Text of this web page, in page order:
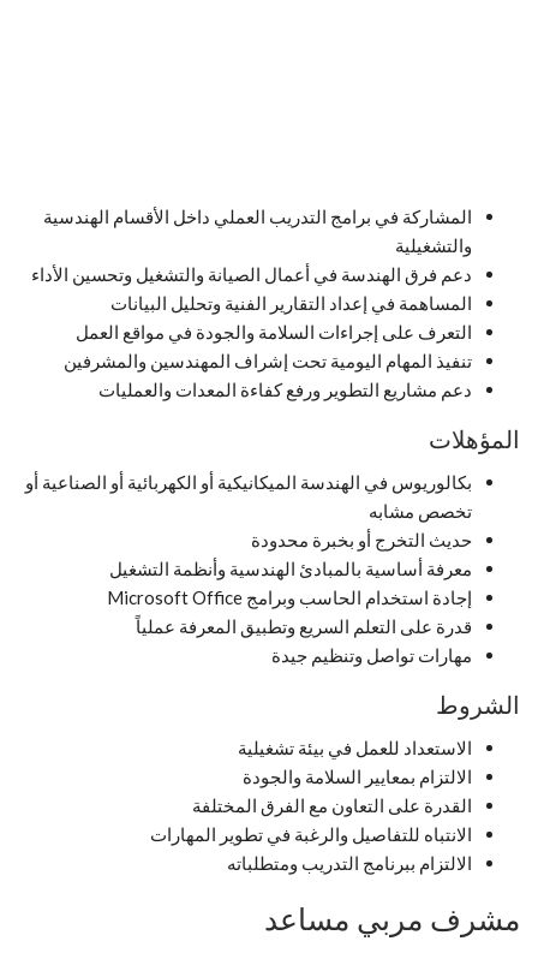
المشاركة في برامج التدريب العملي داخل الأقسام الهندسية
والتشغيلية
دعم فرق الهندسة في أعمال الصيانة والتشغيل وتحسين الأداء
المساهمة في إعداد التقارير الفنية وتحليل البيانات
التعرف على إجراءات السلامة والجودة في مواقع العمل
تنفيذ المهام اليومية تحت إشراف المهندسين والمشرفين
دعم مشاريع التطوير ورفع كفاءة المعدات والعمليات
المؤهلات
بكالوريوس في الهندسة الميكانيكية أو الكهربائية أو الصناعية أو
تخصص مشابه
حديث التخرج أو بخبرة محدودة
معرفة أساسية بالمبادئ الهندسية وأنظمة التشغيل
إجادة استخدام الحاسب وبرامج Microsoft Office
قدرة على التعلم السريع وتطبيق المعرفة عملياً
مهارات تواصل وتنظيم جيدة
الشروط
الاستعداد للعمل في بيئة تشغيلية
الالتزام بمعايير السلامة والجودة
القدرة على التعاون مع الفرق المختلفة
الانتباه للتفاصيل والرغبة في تطوير المهارات
الالتزام ببرنامج التدريب ومتطلباته
مشرف مربي مساعد